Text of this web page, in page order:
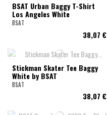
BSAT Urban Baggy T-Shirt
Los Angeles White
BSAT
38,07 €
Stickman Skater Tee Baggy
White by BSAT
BSAT
38,07 €